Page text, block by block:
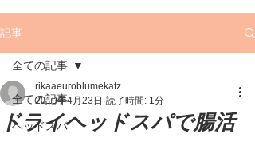
記事
全ての記事
ヘッドスパ
全ての記事
ドライヘッドスパで腸活
rikaaeuroblumekatz
2019年4月23日 読了時間: 1分